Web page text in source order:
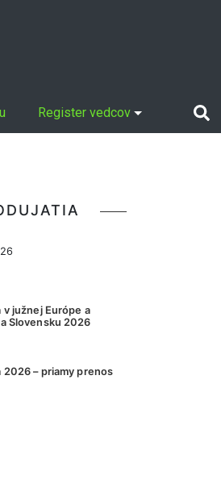
Register vedcov
v južnej Európe a
Slovensku 2026
2026 – priamy prenos